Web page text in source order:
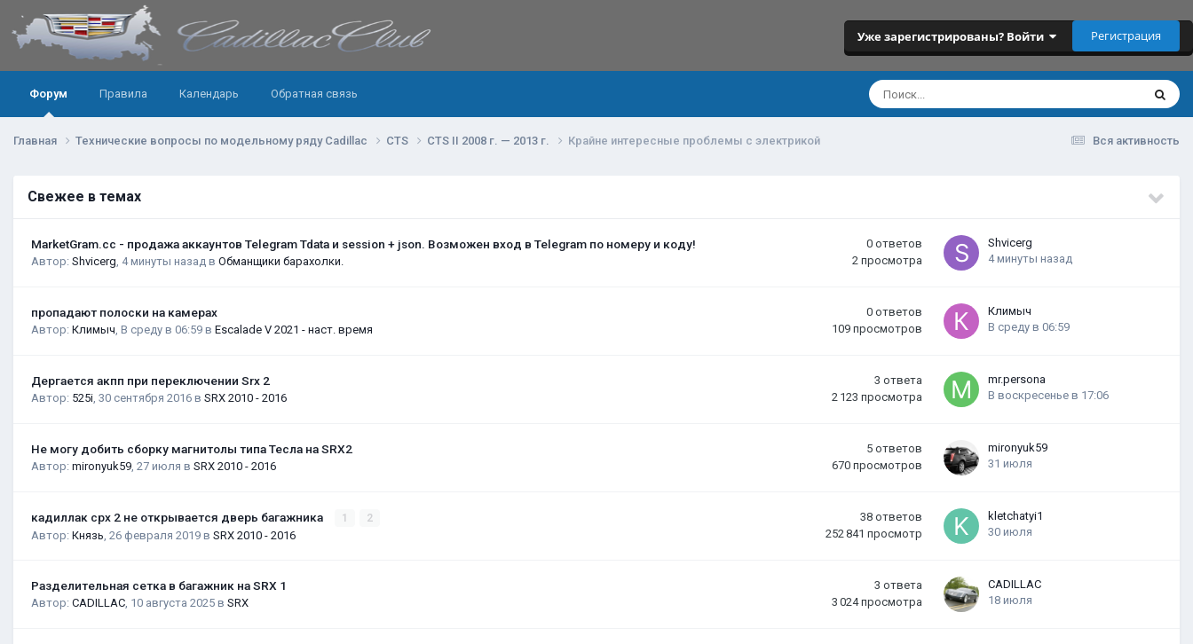
Уже зарегистрированы? Войти Регистрация
Форум Правила Календарь Обратная связь
Вся активность
Главная Технические вопросы по модельному ряду Cadillac CTS CTS II 2008 г. — 2013 г. Крайне интересные проблемы с электрикой
Свежее в темах
MarketGram.cc - продажа аккаунтов Telegram Tdata и session + json. Возможен вход в Telegram по номеру и коду!
Автор: Shvicerg 4 минуты назад в Обманщики барахолки.
0 ответов
2 просмотра
Shvicerg
4 минуты назад
пропадают полоски на камерах
Автор: Климыч В среду в 06:59 в Escalade V 2021 - наст. время
0 ответов
109 просмотров
Климыч
В среду в 06:59
Дергается акпп при переключении Srx 2
Автор: 525i 30 сентября 2016 в SRX 2010 - 2016
3 ответа
2 123 просмотра
mr.persona
В воскресенье в 17:06
Не могу добить сборку магнитолы типа Тесла на SRX2
Автор: mironyuk59 27 июля в SRX 2010 - 2016
5 ответов
670 просмотров
mironyuk59
31 июля
кадиллак срх 2 не открывается дверь багажника 1 2
Автор: Князь 26 февраля 2019 в SRX 2010 - 2016
38 ответов
252 841 просмотр
kletchatyi1
30 июля
Разделительная сетка в багажник на SRX 1
Автор: CADILLAC 10 августа 2025 в SRX
3 ответа
3 024 просмотра
CADILLAC
18 июля